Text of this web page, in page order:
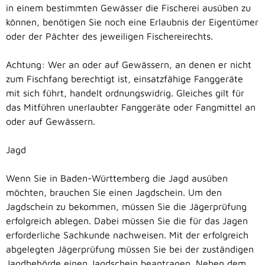
in einem bestimmten Gewässer die Fischerei ausüben zu
können, benötigen Sie noch eine Erlaubnis der Eigentümer
oder der Pächter des jeweiligen Fischereirechts.
Achtung: Wer an oder auf Gewässern, an denen er nicht
zum Fischfang berechtigt ist, einsatzfähige Fanggeräte
mit sich führt, handelt ordnungswidrig. Gleiches gilt für
das Mitführen unerlaubter Fanggeräte oder Fangmittel an
oder auf Gewässern.
Jagd
Wenn Sie in Baden-Württemberg die Jagd ausüben
möchten, brauchen Sie einen Jagdschein. Um den
Jagdschein zu bekommen, müssen Sie die Jägerprüfung
erfolgreich ablegen. Dabei müssen Sie die für das Jagen
erforderliche Sachkunde nachweisen. Mit der erfolgreich
abgelegten Jägerprüfung müssen Sie bei der zuständigen